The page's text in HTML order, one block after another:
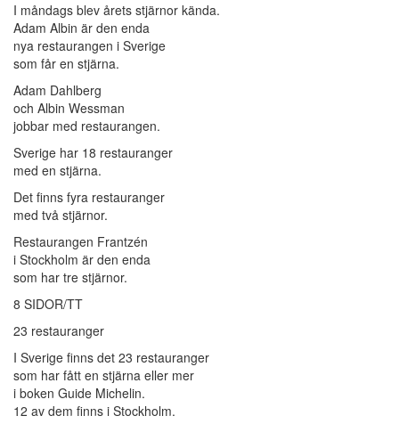
I måndags blev årets stjärnor kända.
Adam Albin är den enda
nya restaurangen i Sverige
som får en stjärna.
Adam Dahlberg
och Albin Wessman
jobbar med restaurangen.
Sverige har 18 restauranger
med en stjärna.
Det finns fyra restauranger
med två stjärnor.
Restaurangen Frantzén
i Stockholm är den enda
som har tre stjärnor.
8 SIDOR/TT
23 restauranger
I Sverige finns det 23 restauranger
som har fått en stjärna eller mer
i boken Guide Michelin.
12 av dem finns i Stockholm.